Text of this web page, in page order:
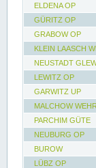
ELDENA OP
GÜRITZ OP
GRABOW OP
KLEIN LAASCH
NEUSTADT
LEWITZ OP
GARWITZ UP
MALCHOW
PARCHIM GÜTE
NEUBURG OP
BUROW
LÜBZ OP